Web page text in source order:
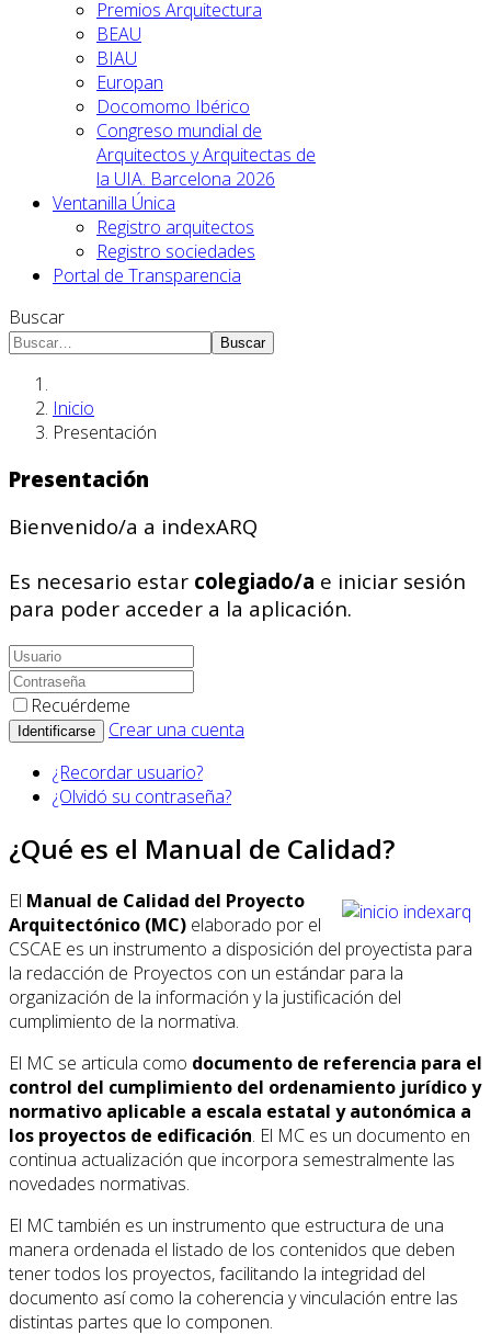
Premios Arquitectura
BEAU
BIAU
Europan
Docomomo Ibérico
Congreso mundial de
Arquitectos y Arquitectas de
la UIA. Barcelona 2026
Ventanilla Única
Registro arquitectos
Registro sociedades
Portal de Transparencia
Buscar
Buscar
Inicio
Presentación
Presentación
Bienvenido/a a indexARQ
Es necesario estar colegiado/a e iniciar sesión
para poder acceder a la aplicación.
Recuérdeme
Identificarse
Crear una cuenta
¿Recordar usuario?
¿Olvidó su contraseña?
¿Qué es el Manual de Calidad?
El Manual de Calidad del Proyecto
Arquitectónico (MC) elaborado por el
CSCAE es un instrumento a disposición del proyectista para
la redacción de Proyectos con un estándar para la
organización de la información y la justificación del
cumplimiento de la normativa.
El MC se articula como documento de referencia para el
control del cumplimiento del ordenamiento jurídico y
normativo aplicable a escala estatal y autonómica a
los proyectos de edificación. El MC es un documento en
continua actualización que incorpora semestralmente las
novedades normativas.
El MC también es un instrumento que estructura de una
manera ordenada el listado de los contenidos que deben
tener todos los proyectos, facilitando la integridad del
documento así como la coherencia y vinculación entre las
distintas partes que lo componen.